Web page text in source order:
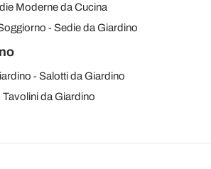
Moderne da Cucina
Sedie da Giardino
Salotti da Giardino
Tavolini da Giardino